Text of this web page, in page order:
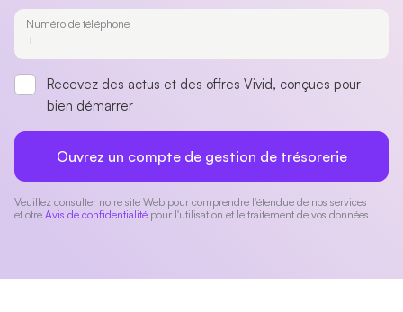
Numéro de téléphone
Recevez des actus et des offres Vivid, conçues pour
bien démarrer
Ouvrez un compte de gestion de trésorerie
Veuillez consulter notre site Web pour comprendre l'étendue de nos services
et otre Avis de confidentialité pour l'utilisation et le traitement de vos données.